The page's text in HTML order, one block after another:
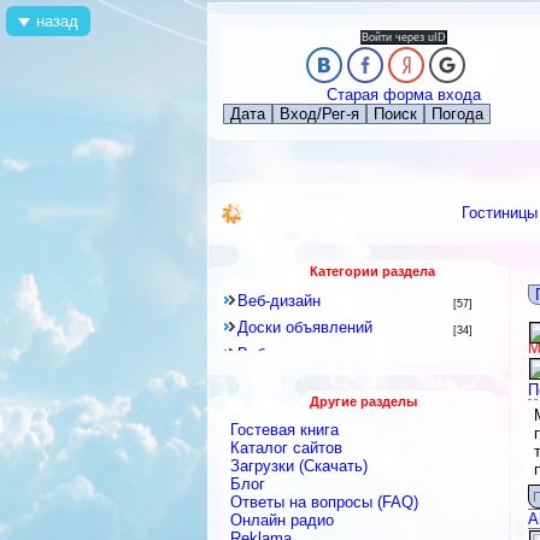
Войти через uID
Старая форма входа
Дата
Вход/Рег-я Поиск Погода
Гостиницы
Категории раздела
Веб-дизайн [57]
Доски объявлений [34]
Веб-программирование
Знакомства и Общение
Каталоги
Скрипты
Блоги
Интернет-сервисы, Интернет-
услуги
Другие разделы
Гостевая книга
Каталог сайтов
Загрузки (Скачать)
Блог
Ответы на вопросы (FAQ)
Онлайн радио
назад